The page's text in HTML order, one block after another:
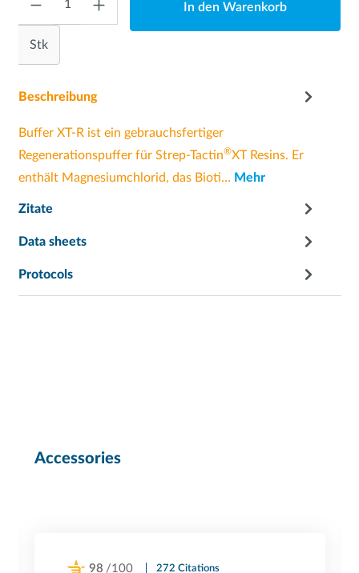
Stk
In den Warenkorb
Beschreibung
Buffer XT-R ist ein gebrauchsfertiger
Regenerationspuffer für Strep-Tactin®XT Resins. Er
enthält Magnesiumchlorid, das Bioti… Mehr
Zitate
Data sheets
Protocols
Accessories
98 /100 272 Citations